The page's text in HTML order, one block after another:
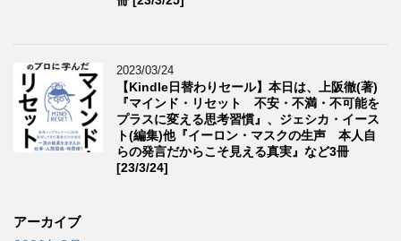
2023/03/24
【Kindle日替わりセール】本日は、上阪徹(著)
『マインド・リセット 不安・不満・不可能を
プラスに変える思考習慣』、ジェシカ・イース
ト(編集)他『イーロン・マスクの生声 本人自
らの発言だからこそ見える真実』など3冊
[23/3/24]
アーカイブ